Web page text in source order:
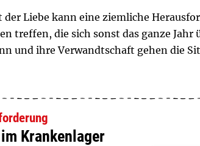
der Liebe kann eine ziemliche
treffen, die sich sonst das ganze Jahr
und ihre Verwandtschaft gehen die
Krankenlager